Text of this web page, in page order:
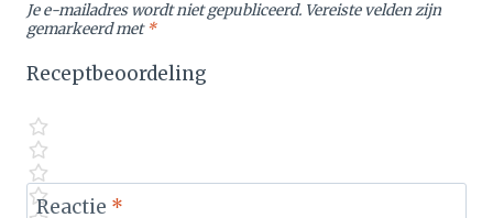
Je e-mailadres wordt niet gepubliceerd. Vereiste velden zijn
gemarkeerd met*
Receptbeoordeling
Reactie *